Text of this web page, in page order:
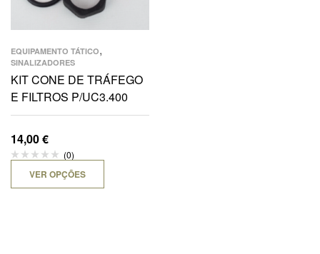
EQUIPAMENTO TÁTICO,
SINALIZADORES
KIT CONE DE TRÁFEGO
E FILTROS P/UC3.400
14,00€
(0)
VER OPÇÕES